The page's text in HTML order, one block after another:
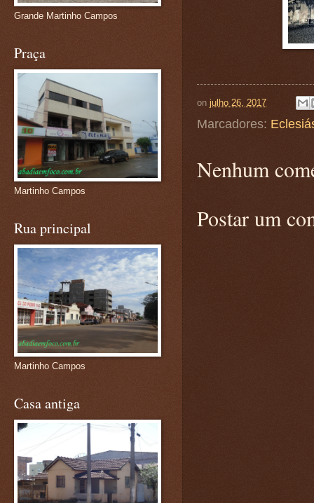
on julho 26, 2017
Marcadores:
Nenhum
Postar um
Grande Martinho Campos
Praça
Martinho Campos
Rua principal
Martinho Campos
Casa antiga